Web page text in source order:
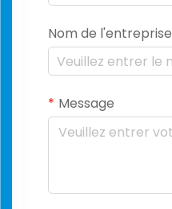
Nom de l'entreprise
Message